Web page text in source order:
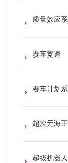
质量效应
赛车竞速
赛车计划
超次元海
超级机器